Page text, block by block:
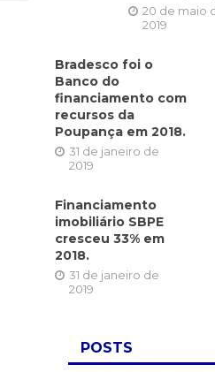
20 de maio
2019
Bradesco foi o
Banco do
financiamento com
recursos da
Poupança em 2018.
31 de janeiro de
2019
Financiamento
imobiliário SBPE
cresceu 33% em
2018.
31 de janeiro de
2019
POSTS